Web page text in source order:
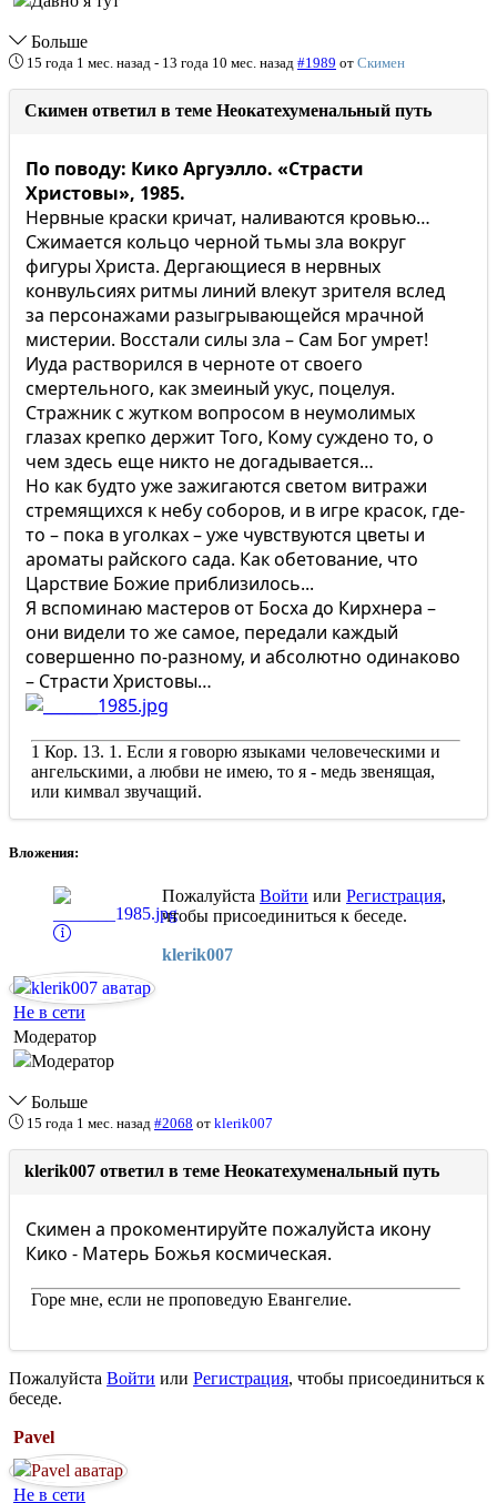
Больше
15 года 1 мес. назад - 13 года 10 мес. назад #1989 от Скимен
Скимен ответил в теме Неокатехуменальный путь
По поводу: Кико Аргуэлло. «Страсти
Христовы», 1985.
Нервные краски кричат, наливаются кровью…
Сжимается кольцо черной тьмы зла вокруг
фигуры Христа. Дергающиеся в нервных
конвульсиях ритмы линий влекут зрителя вслед
за персонажами разыгрывающейся мрачной
мистерии. Восстали силы зла – Сам Бог умрет!
Иуда растворился в черноте от своего
смертельного, как змеиный укус, поцелуя.
Стражник с жутком вопросом в неумолимых
глазах крепко держит Того, Кому суждено то, о
чем здесь еще никто не догадывается…
Но как будто уже зажигаются светом витражи
стремящихся к небу соборов, и в игре красок, где-
то – пока в уголках – уже чувствуются цветы и
ароматы райского сада. Как обетование, что
Царствие Божие приблизилось...
Я вспоминаю мастеров от Босха до Кирхнера –
они видели то же самое, передали каждый
совершенно по-разному, и абсолютно одинаково
– Страсти Христовы…
1 Кор. 13. 1. Если я говорю языками человеческими и
ангельскими, а любви не имею, то я - медь звенящая,
или кимвал звучащий.
Вложения:
Пожалуйста Войти или Регистрация,
чтобы присоединиться к беседе.
klerik007
Не в сети
Модератор
Больше
15 года 1 мес. назад #2068 от klerik007
klerik007 ответил в теме Неокатехуменальный путь
Скимен а прокоментируйте пожалуйста икону
Кико - Матерь Божья космическая.
Горе мне, если не проповедую Евангелие.
Пожалуйста Войти или Регистрация, чтобы присоединиться к
беседе.
Pavel
Не в сети